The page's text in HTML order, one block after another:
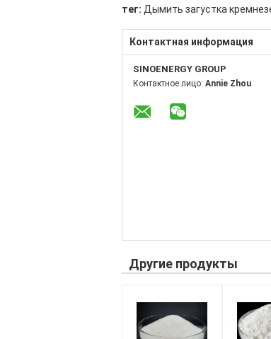
тег: Дымить загустка
Контактная информация
SINOENERGY GROUP
Контактное лицо: Annie Zhou
Другие продукты